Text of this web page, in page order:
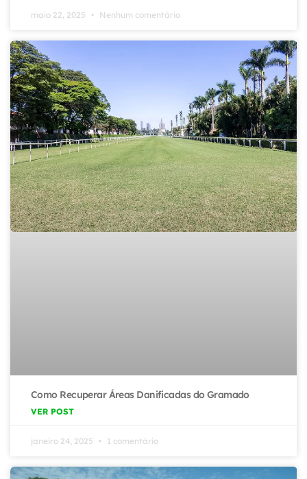
maio 22, 2025 Nenhum comentário
Como Recuperar Áreas Danificadas do Gramado
VER POST
janeiro 24, 2025 1 comentário